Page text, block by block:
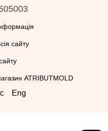
сайту
ATRIBUTMOLD
Eng